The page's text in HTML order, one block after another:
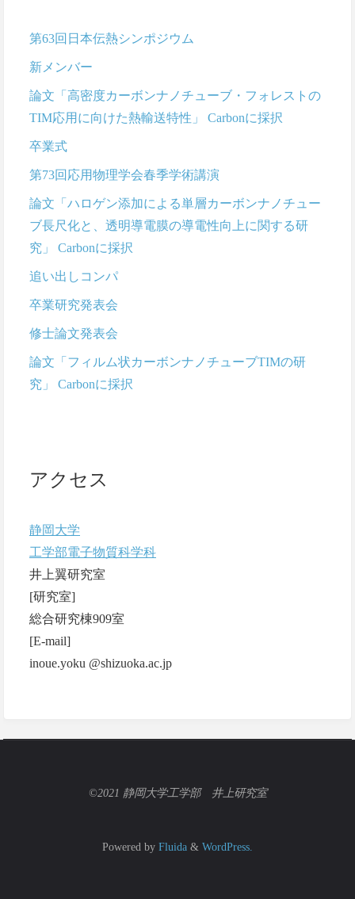
第63回日本伝熱シンポジウム
新メンバー
論文「高密度カーボンナノチューブ・フォレストの
TIM応用に向けた熱輸送特性」 Carbonに採択
卒業式
第73回応用物理学会春季学術講演
論文「ハロゲン添加による単層カーボンナノチュー
ブ長尺化と、透明導電膜の導電性向上に関する研
究」 Carbonに採択
追い出しコンパ
卒業研究発表会
修士論文発表会
論文「フィルム状カーボンナノチューブTIMの研
究」 Carbonに採択
アクセス
静岡大学
工学部電子物質科学科
井上翼研究室
[研究室]
総合研究棟909室
[E-mail]
inoue.yoku @shizuoka.ac.jp
©2021 静岡大学工学部 井上研究室
Powered by Fluida & WordPress.